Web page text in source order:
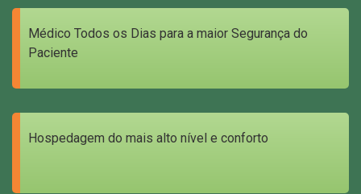
Médico Todos os Dias para a maior Segurança do
Paciente
Hospedagem do mais alto nível e conforto